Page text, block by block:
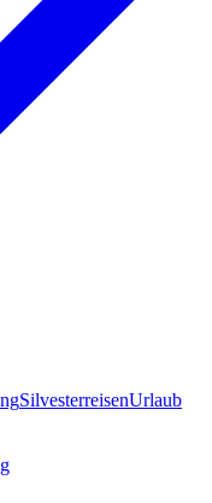
SilvesterreisenUrlaub